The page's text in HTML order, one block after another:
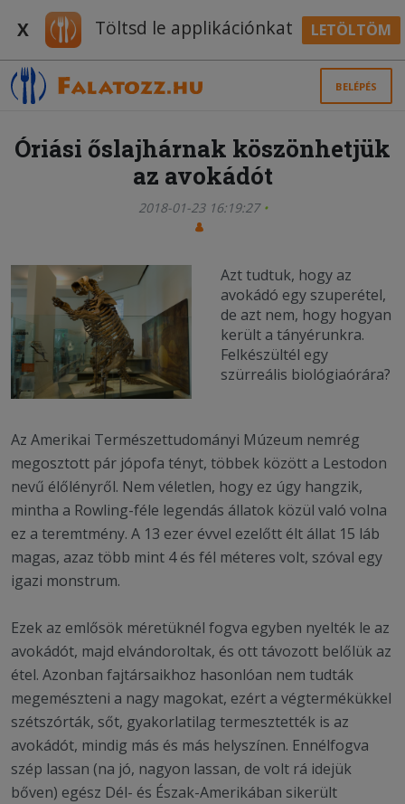
X Töltsd le applikációnkat LETÖLTÖM
BELÉPÉS
Óriási őslajhárnak köszönhetjük
az avokádót
2018-01-23 16:19:27
Azt tudtuk, hogy az
avokádó egy szuperétel,
de azt nem, hogy hogyan
került a tányérunkra.
Felkészültél egy
szürreális biológiaórára?
Az Amerikai Természettudományi Múzeum nemrég
megosztott pár jópofa tényt, többek között a Lestodon
nevű élőlényről. Nem véletlen, hogy ez úgy hangzik,
mintha a Rowling-féle legendás állatok közül való volna
ez a teremtmény. A 13 ezer évvel ezelőtt élt állat 15 láb
magas, azaz több mint 4 és fél méteres volt, szóval egy
igazi monstrum.
Ezek az emlősök méretüknél fogva egyben nyelték le az
avokádót, majd elvándoroltak, és ott távozott belőlük az
étel. Azonban fajtársaikhoz hasonlóan nem tudták
megemészteni a nagy magokat, ezért a végtermékükkel
szétszórták, sőt, gyakorlatilag termesztették is az
avokádót, mindig más és más helyszínen. Ennélfogva
szép lassan (na jó, nagyon lassan, de volt rá idejük
bőven) egész Dél- és Észak-Amerikában sikerült